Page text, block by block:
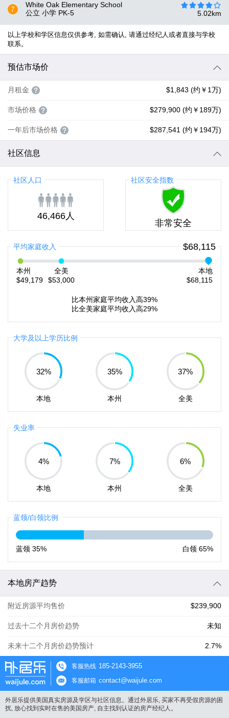
7
White Oak Elementary School
公立 小学 PK-5 5.02km
以上学校和学区信息仅供参考, 如需确认, 请通过经纪人或者直接与学校
联系。
预估市场价
月租金 $1,843 (约￥1万)
市场价格 $279,900 (约￥189万)
一年后市场价格 $287,541 (约￥194万)
社区信息
社区人口
46,466人
社区安全指数
非常安全
平均家庭收入 $68,115
本州
$49,179
全美
$53,000
本地
$68,115
比本州家庭平均收入高39%
比全美家庭平均收入高29%
大学及以上学历比例
32%
本地
35%
本州
37%
全美
失业率
4%
本地
7%
本州
6%
全美
蓝领/白领比例
蓝领 35% 白领 65%
本地房产趋势
附近房源平均售价 $239,900
过去十二个月房价趋势 未知
未来十二个月房价趋势预计 2.7%
客服热线 185-2143-3955
客服邮箱 contact@waijule.com
外居乐提供美国真实房源及学区与社区信息。通过外居乐, 买家不再受假房源的困
扰, 放心找到实时在售的美国房产, 自主找到认证的房产经纪人。